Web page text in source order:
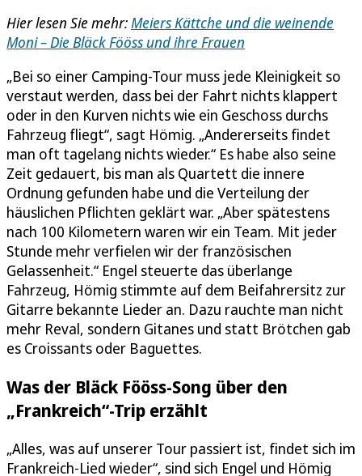
Hier lesen Sie mehr:Meiers Kättche und die weinende
Moni – Die Bläck Fööss und ihre Frauen
„Bei so einer Camping-Tour muss jede Kleinigkeit so
verstaut werden, dass bei der Fahrt nichts klappert
oder in den Kurven nichts wie ein Geschoss durchs
Fahrzeug fliegt“, sagt Hömig. „Andererseits findet
man oft tagelang nichts wieder.“ Es habe also seine
Zeit gedauert, bis man als Quartett die innere
Ordnung gefunden habe und die Verteilung der
häuslichen Pflichten geklärt war. „Aber spätestens
nach 100 Kilometern waren wir ein Team. Mit jeder
Stunde mehr verfielen wir der französischen
Gelassenheit.“ Engel steuerte das überlange
Fahrzeug, Hömig stimmte auf dem Beifahrersitz zur
Gitarre bekannte Lieder an. Dazu rauchte man nicht
mehr Reval, sondern Gitanes und statt Brötchen gab
es Croissants oder Baguettes.
Was der Bläck Fööss-Song über den
„Frankreich“-Trip erzählt
„Alles, was auf unserer Tour passiert ist, findet sich im
Frankreich-Lied wieder“, sind sich Engel und Hömig